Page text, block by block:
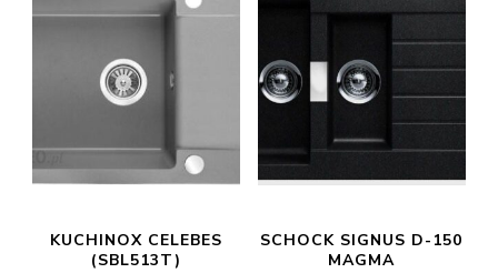
KUCHINOX CELEBES
(SBL513T)
SCHOCK SIGNUS D-150
MAGMA